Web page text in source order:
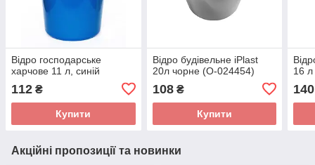
Відро господарське
харчове 11 л, синій
112 ₴
Купити
Відро будівельне iPlast
20л чорне (О-024454)
108₴
Купити
16
140
Акційні пропозиції та новинки